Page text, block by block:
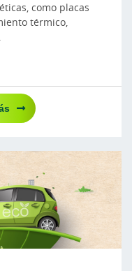
como placas
térmico,